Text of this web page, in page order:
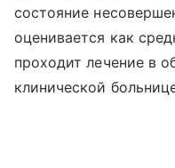
состояние
оценивается как
проходит лечение в
клинической